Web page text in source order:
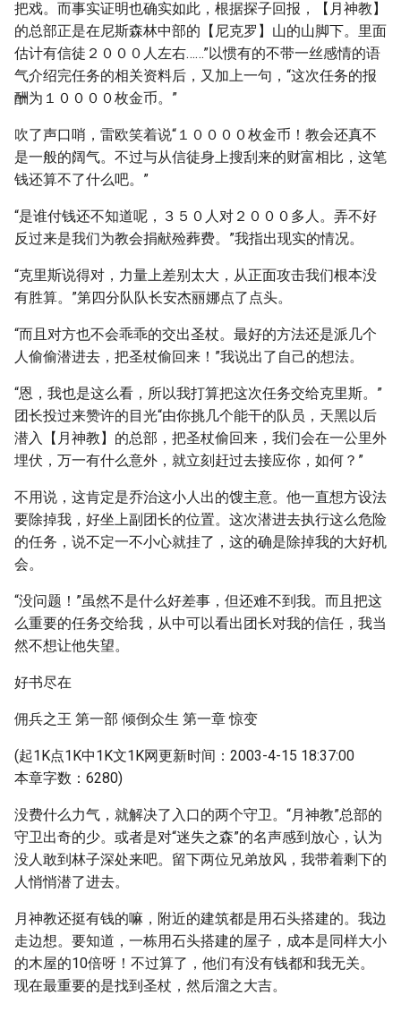
把戏。而事实证明也确实如此，根据探子回报，【月神教】
的总部正是在尼斯森林中部的【尼克罗】山的山脚下。里面
估计有信徒２０００人左右……”以惯有的不带一丝感情的语
气介绍完任务的相关资料后，又加上一句，“这次任务的报
酬为１００００枚金币。”
吹了声口哨，雷欧笑着说“１００００枚金币！教会还真不
是一般的阔气。不过与从信徒身上搜刮来的财富相比，这笔
钱还算不了什么吧。”
“是谁付钱还不知道呢，３５０人对２０００多人。弄不好
反过来是我们为教会捐献殓葬费。”我指出现实的情况。
“克里斯说得对，力量上差别太大，从正面攻击我们根本没
有胜算。”第四分队队长安杰丽娜点了点头。
“而且对方也不会乖乖的交出圣杖。最好的方法还是派几个
人偷偷潜进去，把圣杖偷回来！”我说出了自己的想法。
“恩，我也是这么看，所以我打算把这次任务交给克里斯。”
团长投过来赞许的目光“由你挑几个能干的队员，天黑以后
潜入【月神教】的总部，把圣杖偷回来，我们会在一公里外
埋伏，万一有什么意外，就立刻赶过去接应你，如何？”
不用说，这肯定是乔治这小人出的馊主意。他一直想方设法
要除掉我，好坐上副团长的位置。这次潜进去执行这么危险
的任务，说不定一不小心就挂了，这的确是除掉我的大好机
会。
“没问题！”虽然不是什么好差事，但还难不到我。而且把这
么重要的任务交给我，从中可以看出团长对我的信任，我当
然不想让他失望。
好书尽在
佣兵之王 第一部 倾倒众生 第一章 惊变
(起1K点1K中1K文1K网更新时间：2003-4-15 18:37:00
本章字数：6280)
没费什么力气，就解决了入口的两个守卫。“月神教”总部的
守卫出奇的少。或者是对“迷失之森”的名声感到放心，认为
没人敢到林子深处来吧。留下两位兄弟放风，我带着剩下的
人悄悄潜了进去。
月神教还挺有钱的嘛，附近的建筑都是用石头搭建的。我边
走边想。要知道，一栋用石头搭建的屋子，成本是同样大小
的木屋的10倍呀！不过算了，他们有没有钱都和我无关。
现在最重要的是找到圣杖，然后溜之大吉。